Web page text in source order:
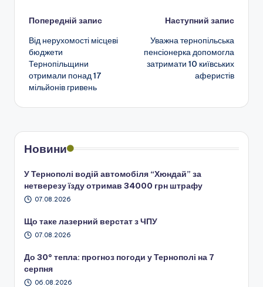
Навігація
по
запису
Попередній запис
Від нерухомості місцеві
бюджети
Тернопільщини
отримали понад 17
мільйонів гривень
Наступний запис
Уважна тернопільська
пенсіонерка допомогла
затримати 10 київських
аферистів
Новини
У Тернополі водій автомобіля “Хюндай” за
нетверезу їзду отримав 34000 грн штрафу
07.08.2026
Що таке лазерний верстат з ЧПУ
07.08.2026
До 30° тепла: прогноз погоди у Тернополі на 7
серпня
06.08.2026